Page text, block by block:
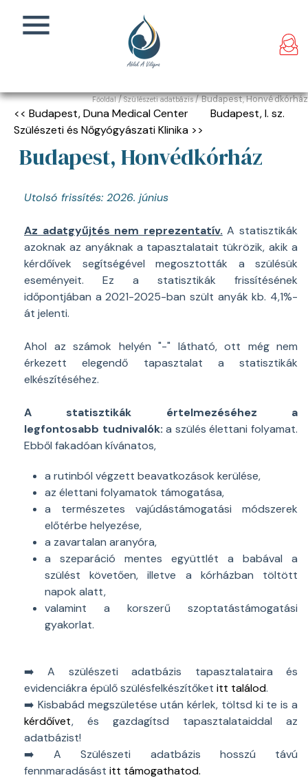
Főoldal/Szülészeti adatbázis/ Budapest, Honvédkórház
<< Budapest, Duna Medical Center
Budapest, I. sz.
Szülészeti és Nőgyógyászati Klinika >>
Budapest, Honvédkórház
Utolsó frissítés: 2026. június
Az adatgyűjtés nem reprezentatív. A statisztikák
azoknak az anyáknak a tapasztalatait tükrözik, akik a
kérdőívek segítségével megosztották a szülésük
eseményeit. Ez a statisztikák frissítésének
időpontjában a 2021-2025-ban szült anyák kb. 4,1%-
át jelenti.
Ahol az számok helyén "-" látható, ott még nem
érkezett elegendő tapasztalat a statisztikák
elkészítéséhez.
A statisztikák értelmezéséhez a
legfontosabb tudnivalók:a szülés élettani folyamat.
Ebből fakadóan kívánatos,
a rutinból végzett beavatkozások kerülése,
az élettani folyamatok támogatása,
a természetes vajúdástámogatási módszerek
előtérbe helyezése,
a zavartalan aranyóra,
a szeparáció mentes együttlét a babával a
szülést követően, illetve a kórházban töltött
napok alatt,
valamint a korszerű szoptatástámogatási
gyakorlat.
➡️ A szülészeti adatbázis tapasztalataira és
evidenciákra épülő szülésfelkészítőket itt találod.
➡️ Kisbabád megszületése után kérlek, töltsd ki te is a
kérdőívet, és gazdagítsd tapasztalataiddal az
adatbázist!
➡️ A Szülészeti adatbázis hosszú távú
fennmaradásást itt támogathatod.